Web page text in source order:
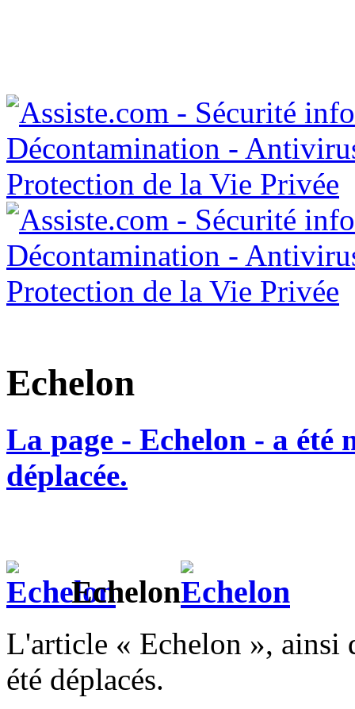
Echelon
La page - Echelon - a
déplacée.
Echelon
L'article « Echelon », ainsi
été déplacés.